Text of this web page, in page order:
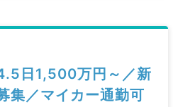
日1,500万円～／新
集／マイカー通勤可